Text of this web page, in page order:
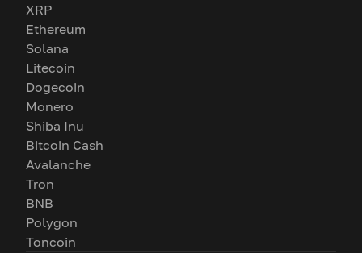
XRP
Ethereum
Solana
Litecoin
Dogecoin
Monero
Shiba Inu
Bitcoin Cash
Avalanche
Tron
BNB
Polygon
Toncoin